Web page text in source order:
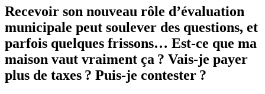
Recevoir son nouveau rôle d’évaluation
municipale peut soulever des questions, et
parfois quelques frissons… Est-ce que ma
maison vaut vraiment ça ? Vais-je payer
plus de taxes ? Puis-je contester ?